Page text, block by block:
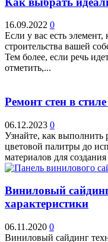
16.09.2022 0
Если у вас есть
строительства вашей
Тем более, если речь
отметить,...
Ремонт стен в
06.12.2023 0
Узнайте, как выполнить
цветовой палитры до
материалов для
Виниловый
характеристики
06.11.2020 0
Виниловый сайдинг